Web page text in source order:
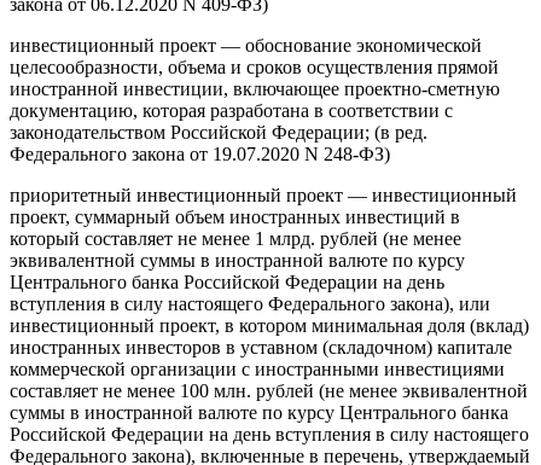
инвестиционный проект — обоснование экономической
целесообразности, объема и сроков осуществления прямой
иностранной инвестиции, включающее проектно-сметную
документацию, которая разработана в соответствии с
законодательством Российской Федерации; (в ред.
Федерального закона от 19.07.2020 N 248-ФЗ)
приоритетный инвестиционный проект — инвестиционный
проект, суммарный объем иностранных инвестиций в
который составляет не менее 1 млрд. рублей (не менее
эквивалентной суммы в иностранной валюте по курсу
Центрального банка Российской Федерации на день
вступления в силу настоящего Федерального закона), или
инвестиционный проект, в котором минимальная доля (вклад)
иностранных инвесторов в уставном (складочном) капитале
коммерческой организации с иностранными инвестициями
составляет не менее 100 млн. рублей (не менее эквивалентной
суммы в иностранной валюте по курсу Центрального банка
Российской Федерации на день вступления в силу настоящего
Федерального закона), включенные в перечень, утверждаемый